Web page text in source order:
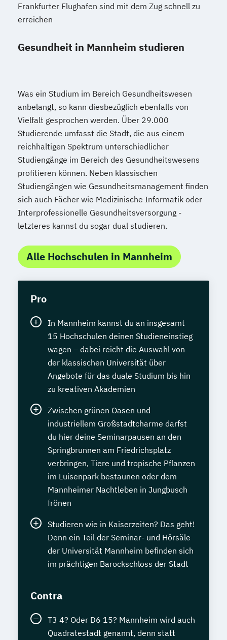
Frankfurter Flughafen sind mit dem Zug schnell zu
erreichen
Gesundheit in Mannheim studieren
Was ein Studium im Bereich Gesundheitswesen
anbelangt, so kann diesbezüglich ebenfalls von
Vielfalt gesprochen werden. Über 29.000
Studierende umfasst die Stadt, die aus einem
reichhaltigen Spektrum unterschiedlicher
Studiengänge im Bereich des Gesundheitswesens
profitieren können. Neben klassischen
Studiengängen wie Gesundheitsmanagement finden
sich auch Fächer wie Medizinische Informatik oder
Interprofessionelle Gesundheitsversorgung -
letzteres kannst du sogar dual studieren.
Alle Hochschulen in Mannheim
Pro
In Mannheim kannst du an insgesamt
15 Hochschulen deinen Studieneinstieg
wagen – dabei reicht die Auswahl von
der klassischen Universität über
Angebote für das duale Studium bis hin
zu kreativen Akademien
Zwischen grünen Oasen und
industriellem Großstadtcharme darfst
du hier deine Seminarpausen an den
Springbrunnen am Friedrichsplatz
verbringen, Tiere und tropische Pflanzen
im Luisenpark bestaunen oder dem
Mannheimer Nachtleben in Jungbusch
frönen
Studieren wie in Kaiserzeiten? Das geht!
Denn ein Teil der Seminar- und Hörsäle
der Universität Mannheim befinden sich
im prächtigen Barockschloss der Stadt
Contra
T3 4? Oder D6 15? Mannheim wird auch
Quadratestadt genannt, denn statt